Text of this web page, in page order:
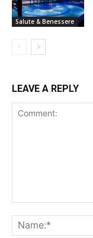
Salute & Benessere
LEAVE A REPLY